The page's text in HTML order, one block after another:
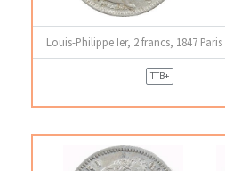
Louis-Philippe Ier, 2 francs, 1847 Paris
TTB+